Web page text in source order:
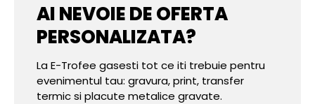
AI NEVOIE DE OFERTA
PERSONALIZATA?
La E-Trofee gasesti tot ce iti trebuie pentru
evenimentul tau: gravura, print, transfer
termic si placute metalice gravate.